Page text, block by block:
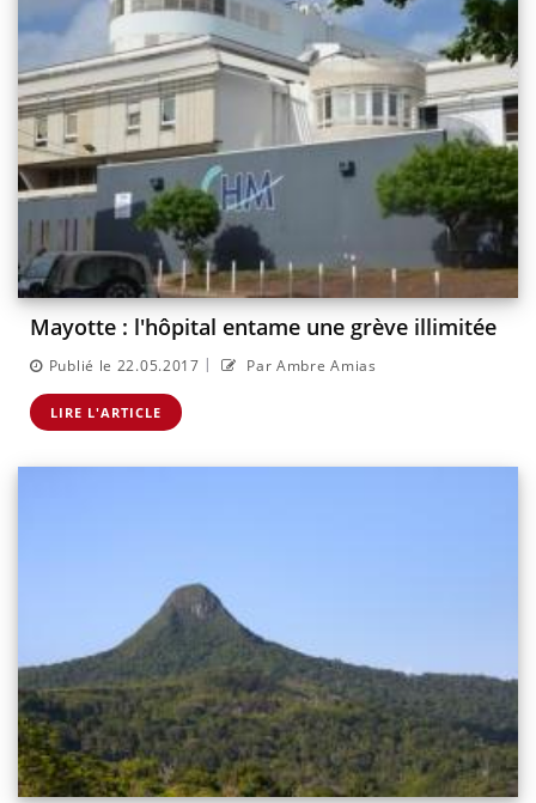
Mayotte : l'hôpital entame une grève illimitée
Publié le 22.05.2017 | Par Ambre Amias
LIRE L'ARTICLE